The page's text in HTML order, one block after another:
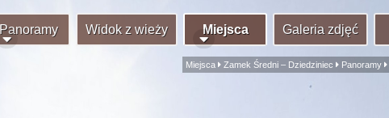
Panoramy Widok z wieży Miejsca Galeria zdjęć
Miejsca Zamek Średni – Dziedziniec Panoramy